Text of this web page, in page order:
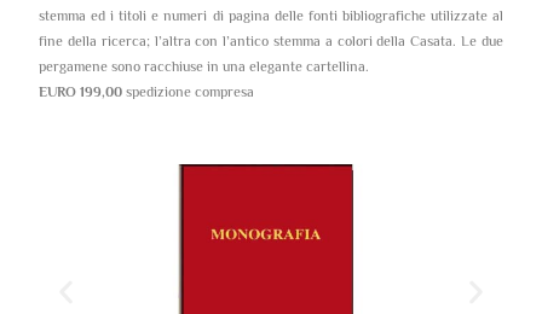
stemma ed i titoli e numeri di pagina delle fonti bibliografiche utilizzate al
fine della ricerca; l’altra con l’antico stemma a colori della Casata. Le due
pergamene sono racchiuse in una elegante cartellina.
EURO 199,00 spedizione compresa